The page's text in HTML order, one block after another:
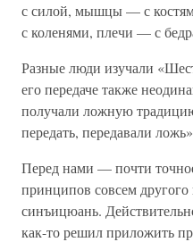
с силой, мышцы — с
с коленями, плечи — с
Разные люди изучали
его передаче также
получали ложную
передать, передавали
Перед нами — почти
принципов совсем
синъицюань.
как-то решил приложить